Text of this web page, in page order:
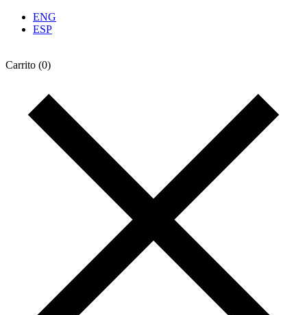
ENG
ESP
Carrito (0)